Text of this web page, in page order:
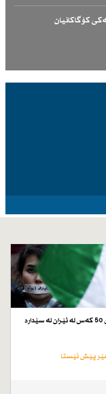
كۆگاكانیان
نزیكەی 50 كەس لە ئێران لە سێدارە